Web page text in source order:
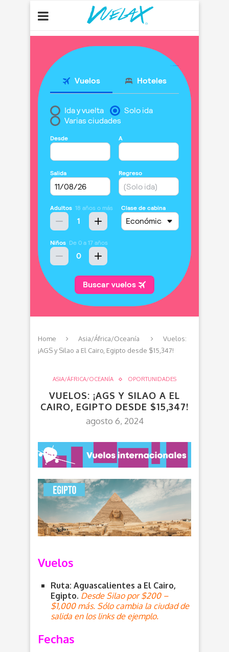
Home Asia/África/Oceanía
Vuelos:
¡AGS y Silao a El Cairo, Egipto desde $15,347!
ASIA/ÁFRICA/OCEANÍA OPORTUNIDADES
VUELOS: ¡AGS Y SILAO A EL
CAIRO, EGIPTO DESDE $15,347!
agosto 6, 2024
Vuelos
Ruta: Aguascalientes a El Cairo,
Egipto. Desde Silao por $200 –
$1,000 más. Sólo cambia la ciudad de
salida en los links de ejemplo.
Fechas